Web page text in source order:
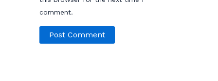
comment.